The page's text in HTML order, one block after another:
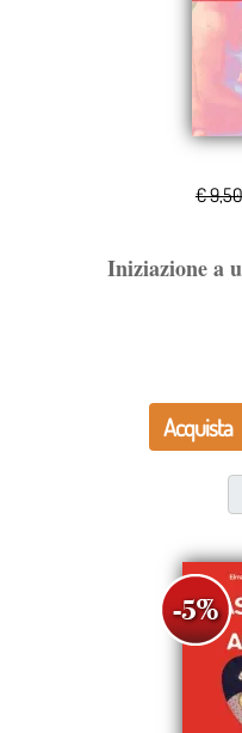
€ 9,50
Iniziazione a
Acquista